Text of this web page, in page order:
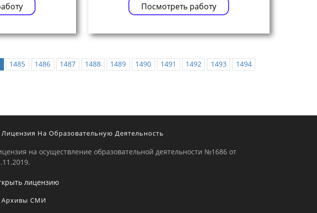
Посмотреть работу
1485 1486 1487 1488 1489 1490 1491 1492 1493
1494
Лицензия На Образовательную Деятельность
на осуществление образовательной деятельности №1686 от
лицензию
Архивы СМИ